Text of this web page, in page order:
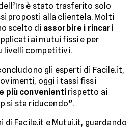
è stato trasferito solo
proposti alla clientela. Molti
scelto di assorbire i rincari
ai mutui fissi e per
livelli competitivi.
gli esperti di Facile.it,
oggi i tassi fissi
più convenientirispetto ai
si sta riducendo”.
di Facile.it e Mutui.it, guardando